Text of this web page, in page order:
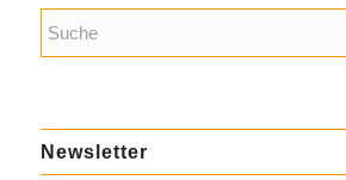
Newsletter